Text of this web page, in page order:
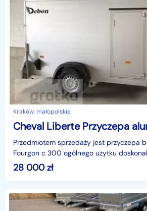
Kraków, małopolskie
Przedmiotem sprzedaży jest przyczepa
Fourgon c 300 ogólnego użytku
przewozu motocykli bądź quadów. a
28 000zł